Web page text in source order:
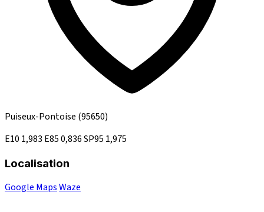
Puiseux-Pontoise (95650)
E10 1,983 E850,836SP95 1,975
Localisation
Google MapsWaze